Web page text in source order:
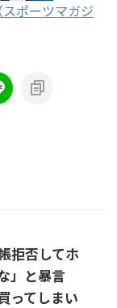
ポーツマガジ
拒否してホ
」と暴言
ってしまい